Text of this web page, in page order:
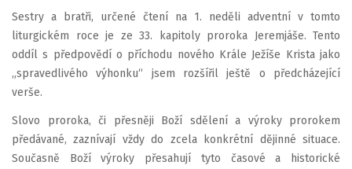
Sestry a bratři, určené čtení na 1. neděli adventní v tomto
liturgickém roce je ze 33. kapitoly proroka Jeremjáše. Tento
oddíl s předpovědí o příchodu nového Krále Ježíše Krista jako
„spravedlivého výhonku“ jsem rozšířil ještě o předcházející
verše.
Slovo proroka, či přesněji Boží sdělení a výroky prorokem
předávané, zaznívají vždy do zcela konkrétní dějinné situace.
Současně Boží výroky přesahují tyto časové a historické